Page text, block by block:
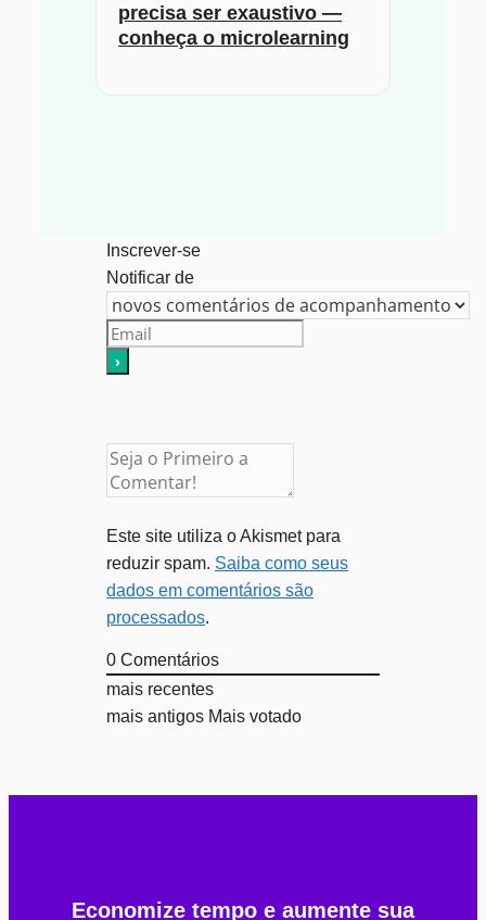
precisa ser exaustivo —
conheça o microlearning
Inscrever-se
Notificar de
Este site utiliza o Akismet para
reduzir spam. Saiba como seus
dados em comentários são
processados.
0 Comentários
mais recentes
mais antigos Mais votado
Economize tempo e aumente sua